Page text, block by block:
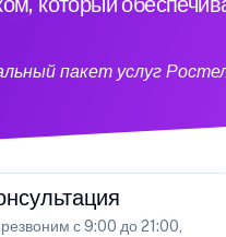
пакет услуг
с 9:00 до 21:00,